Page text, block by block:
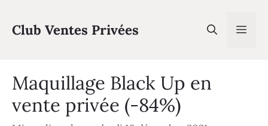
contenu
Club Ventes Privées
Maquillage Black Up en
vente privée (-84%)